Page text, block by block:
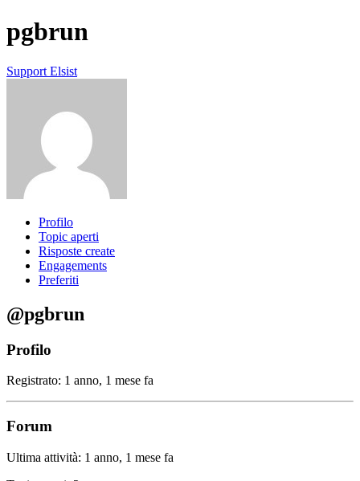
pgbrun
Support Elsist
Profilo
Topic aperti
Risposte create
Engagements
Preferiti
@pgbrun
Profilo
Registrato: 1 anno, 1 mese fa
Forum
Ultima attività: 1 anno, 1 mese fa